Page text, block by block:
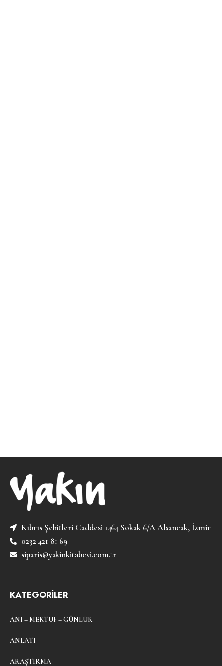
Kıbrıs Şehitleri Caddesi 1464 Sokak 6/A Alsancak, İzmir
0232 421 81 69
siparis@yakinkitabevi.com.tr
KATEGORİLER
ANI – MEKTUP – GÜNLÜK
ANLATI
ARAŞTIRMA